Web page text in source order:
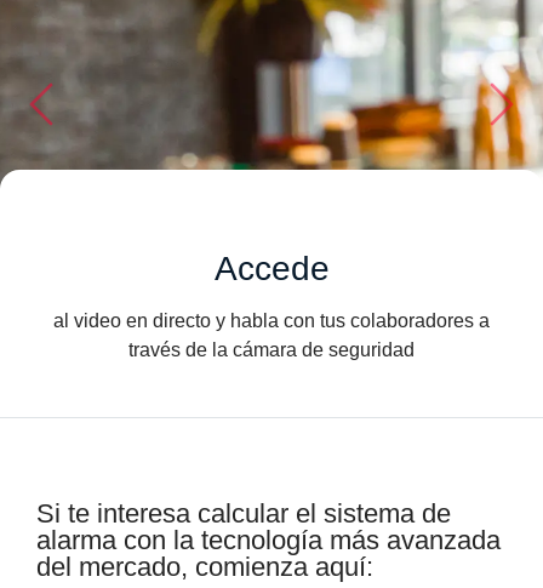
Previous Next
Accede
al video en directo y habla con tus colaboradores a
través de la cámara de seguridad
Si te interesa calcular el sistema de
alarma con la tecnología más avanzada
del mercado, comienza aquí: